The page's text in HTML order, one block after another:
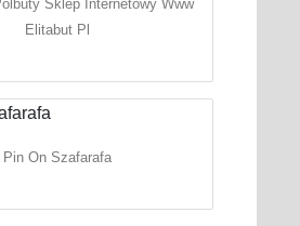
Sklep Internetowy Www
Elitabut Pl
Pin On Szafarafa